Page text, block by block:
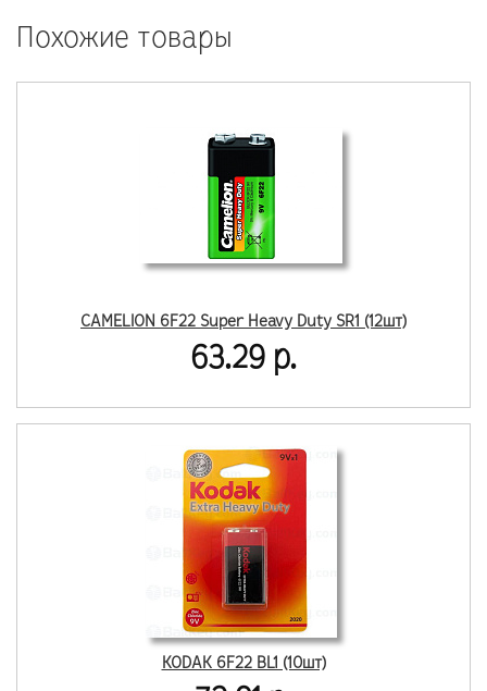
Похожие товары
CAMELION 6F22 Super Heavy Duty SR1 (12шт)
63.29 р.
KODAK 6F22 BL1 (10шт)